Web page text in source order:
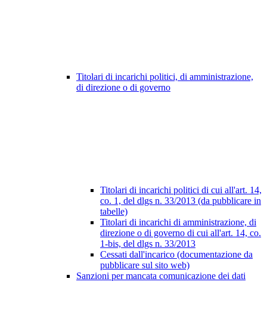
Titolari di incarichi politici, di amministrazione,
di direzione o di governo
Titolari di incarichi politici di cui all'art. 14,
co. 1, del dlgs n. 33/2013 (da pubblicare in
tabelle)
Titolari di incarichi di amministrazione, di
direzione o di governo di cui all'art. 14, co.
1-bis, del dlgs n. 33/2013
Cessati dall'incarico (documentazione da
pubblicare sul sito web)
Sanzioni per mancata comunicazione dei dati